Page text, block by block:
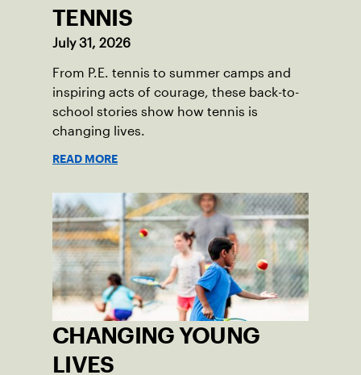
TENNIS
July 31, 2026
From P.E. tennis to summer camps and
inspiring acts of courage, these back-to-
school stories show how tennis is
changing lives.
READ MORE
CHANGING YOUNG
LIVES